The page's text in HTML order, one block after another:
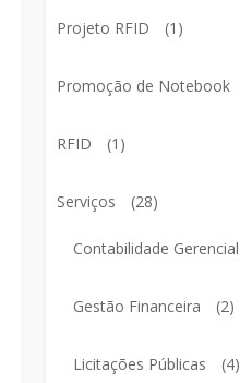
Projeto RFID (1)
Promoção de Notebook
RFID (1)
Serviços (28)
Contabilidade Gerencial
Gestão Financeira (2)
Licitações Públicas (4)